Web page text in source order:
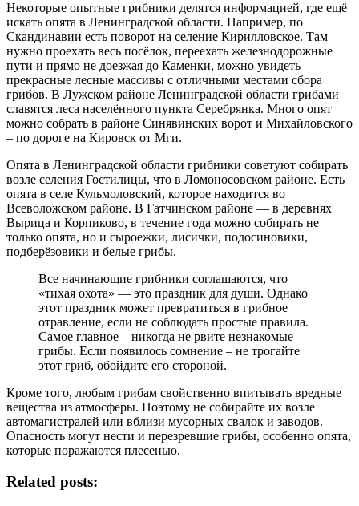
Некоторые опытные грибники делятся информацией, где ещё
искать опята в Ленинградской области. Например, по
Скандинавии есть поворот на селение Кирилловское. Там
нужно проехать весь посёлок, переехать железнодорожные
пути и прямо не доезжая до Каменки, можно увидеть
прекрасные лесные массивы с отличными местами сбора
грибов. В Лужском районе Ленинградской области грибами
славятся леса населённого пункта Серебрянка. Много опят
можно собрать в районе Синявинских ворот и Михайловского
– по дороге на Кировск от Мги.
Опята в Ленинградской области грибники советуют собирать
возле селения Гостилицы, что в Ломоносовском районе. Есть
опята в селе Кульмоловский, которое находится во
Всеволожском районе. В Гатчинском районе — в деревнях
Вырица и Корпиково, в течение года можно собирать не
только опята, но и сыроежки, лисички, подосиновики,
подберёзовики и белые грибы.
Все начинающие грибники соглашаются, что
«тихая охота» — это праздник для души. Однако
этот праздник может превратиться в грибное
отравление, если не соблюдать простые правила.
Самое главное – никогда не рвите незнакомые
грибы. Если появилось сомнение – не трогайте
этот гриб, обойдите его стороной.
Кроме того, любым грибам свойственно впитывать вредные
вещества из атмосферы. Поэтому не собирайте их возле
автомагистралей или вблизи мусорных свалок и заводов.
Опасность могут нести и перезревшие грибы, особенно опята,
которые поражаются плесенью.
Related posts: